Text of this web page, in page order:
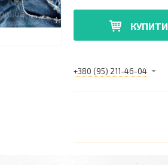
КУПИТИ
+380 (95) 211-46-04